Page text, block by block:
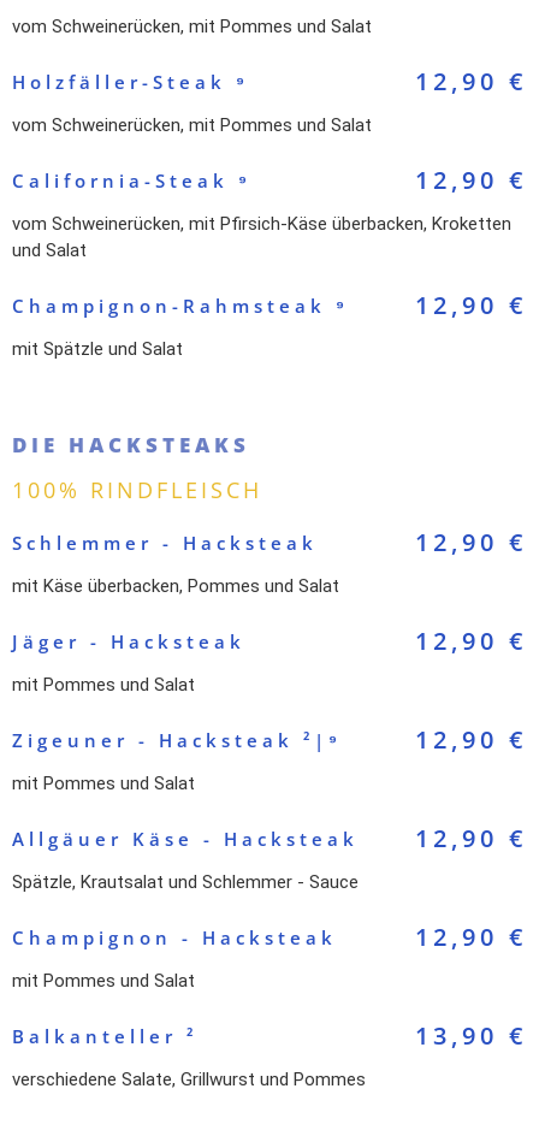
vom Schweinerücken, mit Pommes und Salat
Holzfäller-Steak ⁹ 12,90 €
vom Schweinerücken, mit Pommes und Salat
California-Steak ⁹ 12,90 €
vom Schweinerücken, mit Pfirsich-Käse überbacken, Kroketten
und Salat
Champignon-Rahmsteak ⁹ 12,90 €
mit Spätzle und Salat
DIE HACKSTEAKS
100% RINDFLEISCH
Schlemmer - Hacksteak 12,90 €
mit Käse überbacken, Pommes und Salat
Jäger - Hacksteak 12,90 €
mit Pommes und Salat
Zigeuner - Hacksteak ²|⁹ 12,90 €
mit Pommes und Salat
Allgäuer Käse - Hacksteak 12,90 €
Spätzle, Krautsalat und Schlemmer - Sauce
Champignon - Hacksteak 12,90 €
mit Pommes und Salat
Balkanteller ² 13,90 €
verschiedene Salate, Grillwurst und Pommes